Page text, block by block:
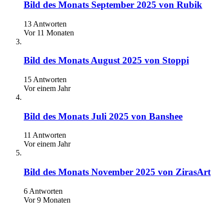
Bild des Monats September 2025 von Rubik
13 Antworten
Vor 11 Monaten
Bild des Monats August 2025 von Stoppi
15 Antworten
Vor einem Jahr
Bild des Monats Juli 2025 von Banshee
11 Antworten
Vor einem Jahr
Bild des Monats November 2025 von ZirasArt
6 Antworten
Vor 9 Monaten